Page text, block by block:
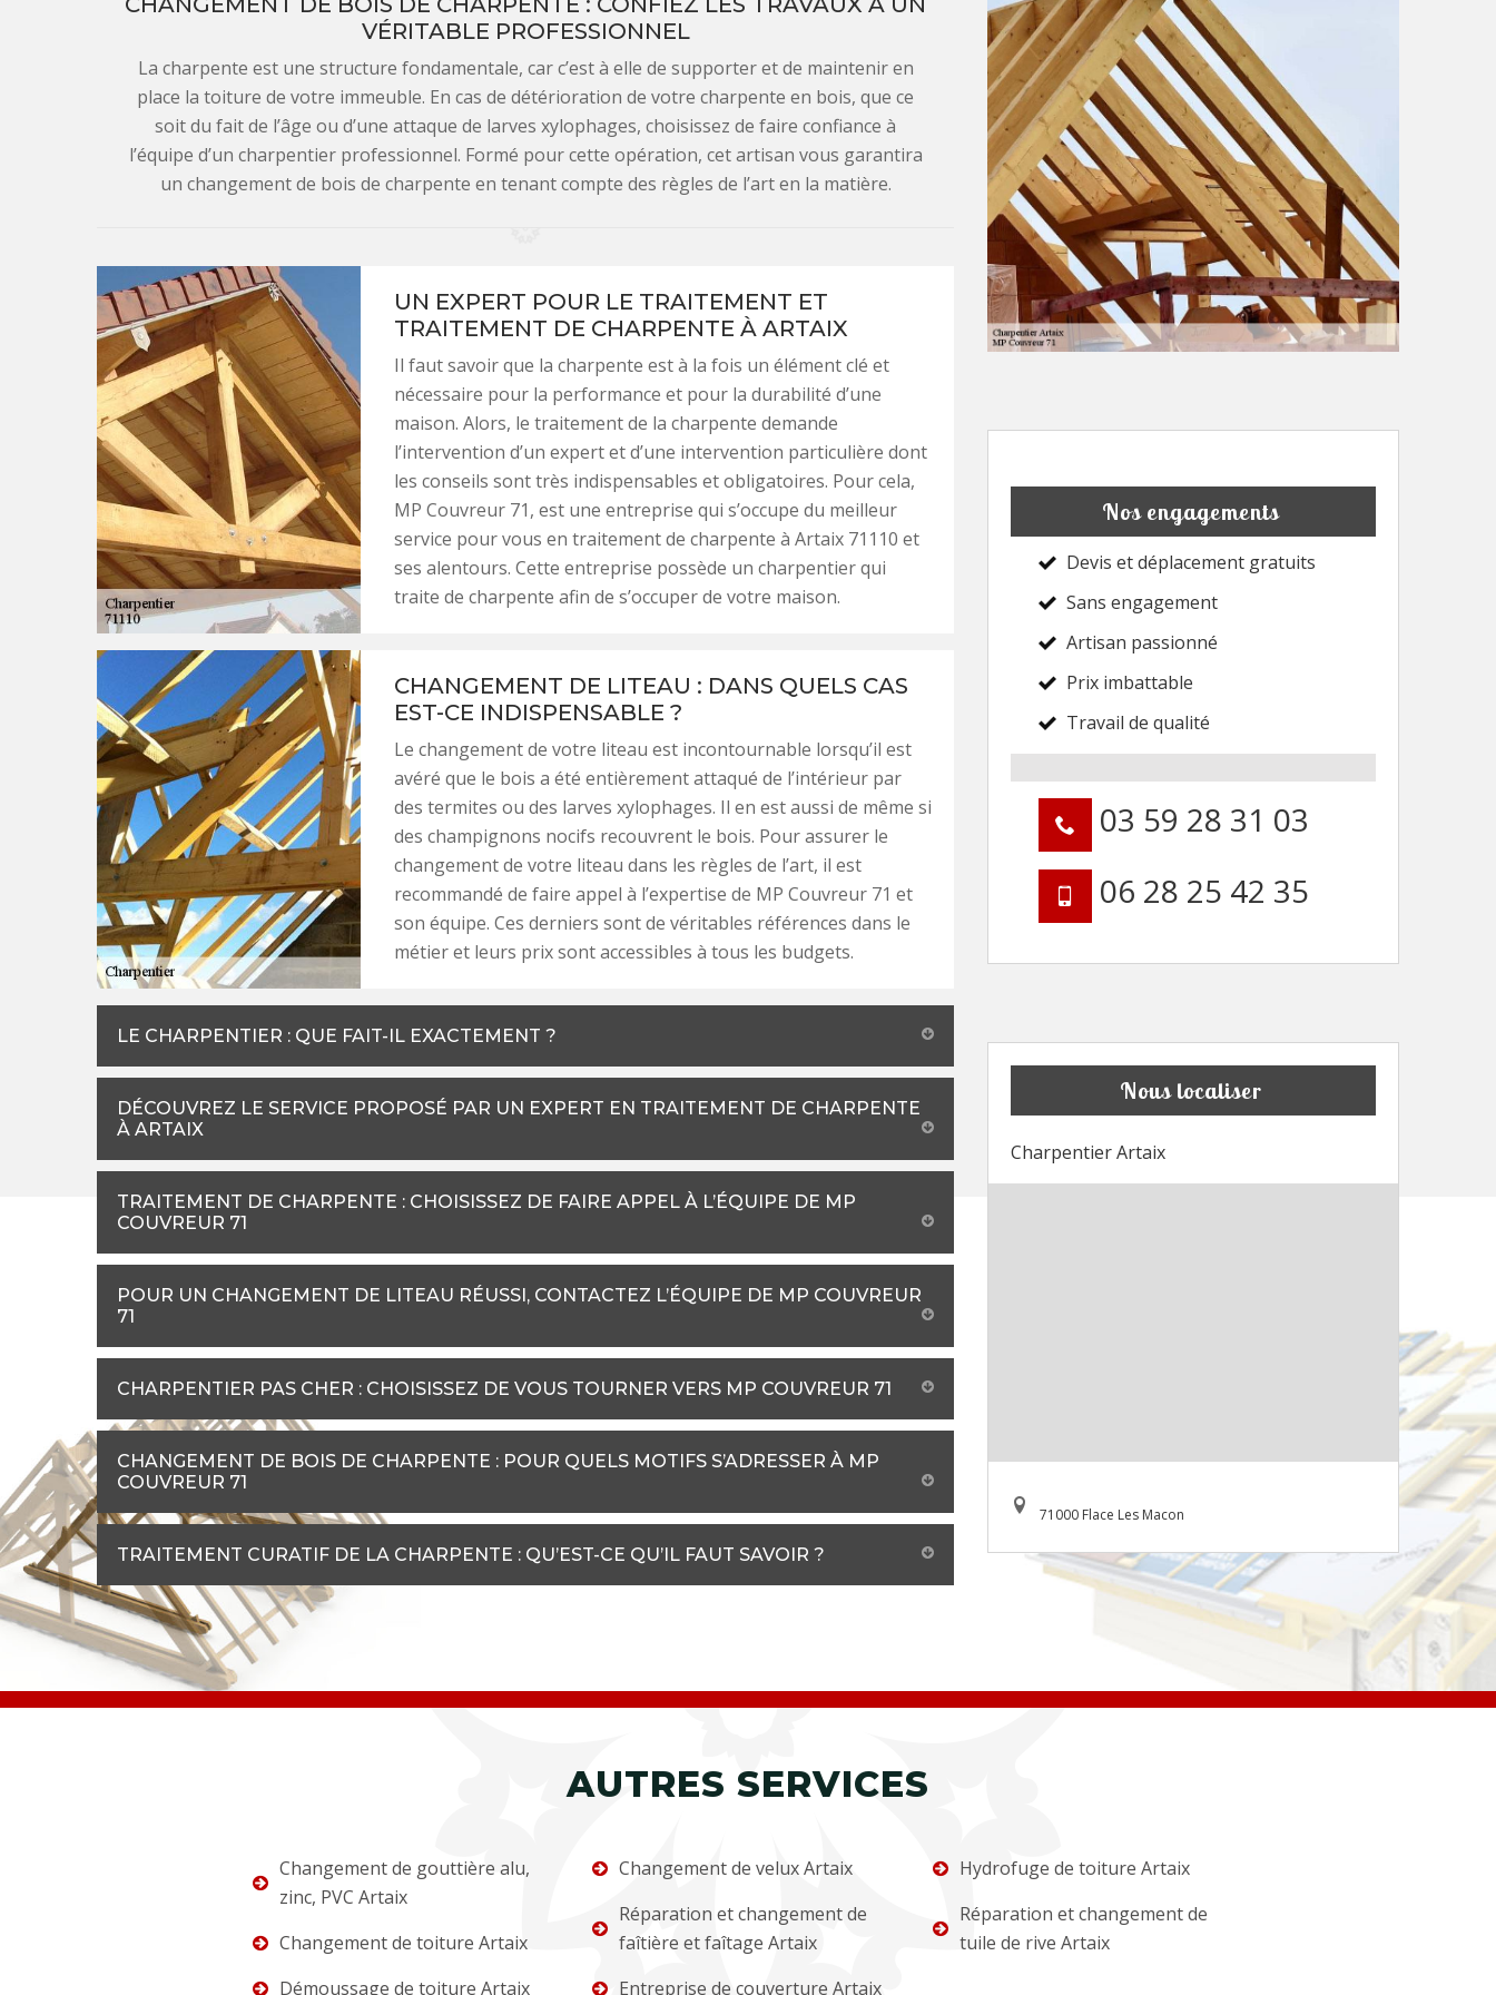
VÉRITABLE PROFESSIONNEL
La charpente est une structure fondamentale, car c’est à elle de supporter et de maintenir en
place la toiture de votre immeuble. En cas de détérioration de votre charpente en bois, que ce
soit du fait de l’âge ou d’une attaque de larves xylophages, choisissez de faire confiance à
l’équipe d’un charpentier professionnel. Formé pour cette opération, cet artisan vous garantira
un changement de bois de charpente en tenant compte des règles de l’art en la matière.
UN EXPERT POUR LE TRAITEMENT ET
TRAITEMENT DE CHARPENTE À ARTAIX
Il faut savoir que la charpente est à la fois un élément clé et
nécessaire pour la performance et pour la durabilité d’une
maison. Alors, le traitement de la charpente demande
l’intervention d’un expert et d’une intervention particulière dont
les conseils sont très indispensables et obligatoires. Pour cela,
MP Couvreur 71, est une entreprise qui s’occupe du meilleur
service pour vous en traitement de charpente à Artaix 71110 et
ses alentours. Cette entreprise possède un charpentier qui
traite de charpente afin de s’occuper de votre maison.
CHANGEMENT DE LITEAU : DANS QUELS CAS
EST-CE INDISPENSABLE ?
Le changement de votre liteau est incontournable lorsqu’il est
avéré que le bois a été entièrement attaqué de l’intérieur par
des termites ou des larves xylophages. Il en est aussi de même si
des champignons nocifs recouvrent le bois. Pour assurer le
changement de votre liteau dans les règles de l’art, il est
recommandé de faire appel à l’expertise de MP Couvreur 71 et
son équipe. Ces derniers sont de véritables références dans le
métier et leurs prix sont accessibles à tous les budgets.
LE CHARPENTIER : QUE FAIT-IL EXACTEMENT ?
DÉCOUVREZ LE SERVICE PROPOSÉ PAR UN EXPERT EN TRAITEMENT DE CHARPENTE
À ARTAIX
TRAITEMENT DE CHARPENTE : CHOISISSEZ DE FAIRE APPEL À L’ÉQUIPE DE MP
COUVREUR 71
POUR UN CHANGEMENT DE LITEAU RÉUSSI, CONTACTEZ L’ÉQUIPE DE MP COUVREUR
71
CHARPENTIER PAS CHER : CHOISISSEZ DE VOUS TOURNER VERS MP COUVREUR 71
CHANGEMENT DE BOIS DE CHARPENTE : POUR QUELS MOTIFS S’ADRESSER À MP
COUVREUR 71
TRAITEMENT CURATIF DE LA CHARPENTE : QU’EST-CE QU’IL FAUT SAVOIR ?
Nos engagements
Devis et déplacement gratuits
Sans engagement
Artisan passionné
Prix imbattable
Travail de qualité
03 59 28 31 03
06 28 25 42 35
Nous localiser
Charpentier Artaix
71000 Flace Les Macon
AUTRES SERVICES
Changement de gouttière alu,
zinc, PVC Artaix
Changement de toiture Artaix
Démoussage de toiture Artaix
Changement de velux Artaix
Réparation et changement de
faîtière et faîtage Artaix
Entreprise de couverture Artaix
Hydrofuge de toiture Artaix
Réparation et changement de
tuile de rive Artaix